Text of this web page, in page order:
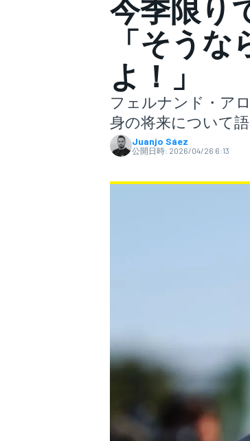
スーパーフォーミュラ
スーパーGT
今季限り
「そう
よ！」
フェルナンド・ア
身の将来について
Juanjo Sáez
公開日時: 2026/04/26 6:13